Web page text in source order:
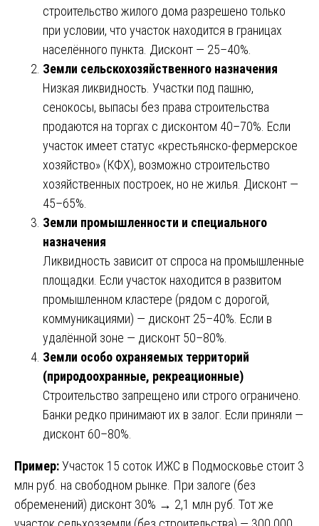
строительство жилого дома разрешено только
при условии, что участок находится в границах
населённого пункта. Дисконт — 25–40%.
Земли сельскохозяйственного назначения
Низкая ликвидность. Участки под пашню,
сенокосы, выпасы без права строительства
продаются на торгах с дисконтом 40–70%. Если
участок имеет статус «крестьянско-фермерское
хозяйство» (КФХ), возможно строительство
хозяйственных построек, но не жилья. Дисконт —
45–65%.
Земли промышленности и специального
назначения
Ликвидность зависит от спроса на промышленные
площадки. Если участок находится в развитом
промышленном кластере (рядом с дорогой,
коммуникациями) — дисконт 25–40%. Если в
удалённой зоне — дисконт 50–80%.
Земли особо охраняемых территорий
(природоохранные, рекреационные)
Строительство запрещено или строго ограничено.
Банки редко принимают их в залог. Если приняли —
дисконт 60–80%.
Пример:Участок 15 соток ИЖС в Подмосковье стоит 3
млн руб. на свободном рынке. При залоге (без
обременений) дисконт 30% → 2,1 млн руб. Тот же